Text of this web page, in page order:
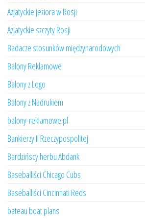
Azjatyckie jeziora w Rosji
Azjatyckie szczyty Rosji
Badacze stosunków międzynarodowych
Balony Reklamowe
Balony z Logo
Balony z Nadrukiem
balony-reklamowe.pl
Bankierzy II Rzeczypospolitej
Bardzińscy herbu Abdank
Baseballiści Chicago Cubs
Baseballiści Cincinnati Reds
bateau boat plans